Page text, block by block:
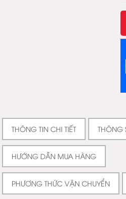
THÔNG TIN CHI TIẾT THÔNG
HƯỚNG DẪN MUA HÀNG
PHƯƠNG THỨC VẬN CHUYỂN